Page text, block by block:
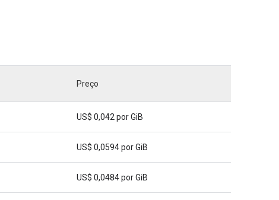
Preço
US$ 0,042 por GiB
US$ 0,0594 por GiB
US$ 0,0484 por GiB